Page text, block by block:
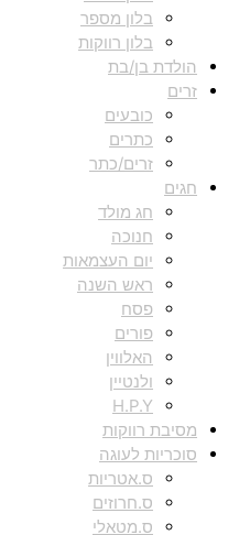
בלון מספר
בלון רווקות
הולדת בן/בת
זרים
כובעים
כתרים
זרים/כתר
חגים
חג מולד
חנוכה
יום העצמאות
ראש השנה
פסח
פורים
האלווין
ולנטיין
H.P.Y
מסיבת רווקות
סוכריות לעוגה
ס.אטריות
ס.חרוזים
ס.מטאלי